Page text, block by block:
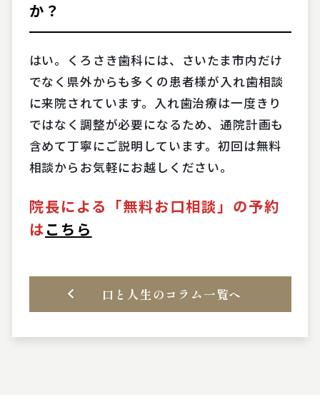
か？
はい。くろさき歯科には、さいたま市内だけ
でなく県外からも多くの患者様が入れ歯相談
に来院されています。入れ歯治療は一度きり
ではなく調整が必要になるため、通院計画も
含めて丁寧にご説明しています。初回は無料
相談からお気軽にお越しください。
院長による「無料お口相談」の予約
はこちら
口と人生のコラム一覧へ